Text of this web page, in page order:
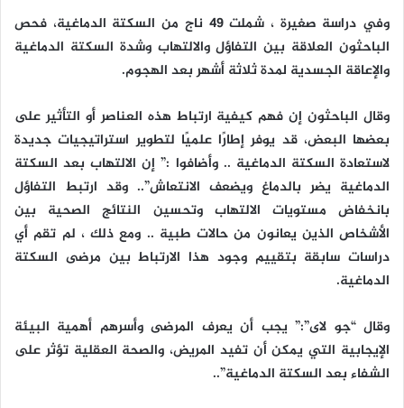
وفي دراسة صغيرة ، شملت 49 ناج من السكتة الدماغية، فحص
الباحثون العلاقة بين التفاؤل والالتهاب وشدة السكتة الدماغية
والإعاقة الجسدية لمدة ثلاثة أشهر بعد الهجوم.
وقال الباحثون إن فهم كيفية ارتباط هذه العناصر أو التأثير على
بعضها البعض، قد يوفر إطارًا علميًا لتطوير استراتيجيات جديدة
لاستعادة السكتة الدماغية .. وأضافوا :” إن الالتهاب بعد السكتة
الدماغية يضر بالدماغ ويضعف الانتعاش”.. وقد ارتبط التفاؤل
بانخفاض مستويات الالتهاب وتحسين النتائج الصحية بين
الأشخاص الذين يعانون من حالات طبية .. ومع ذلك ، لم تقم أي
دراسات سابقة بتقييم وجود هذا الارتباط بين مرضى السكتة
الدماغية.
وقال “جو لاى”:” يجب أن يعرف المرضى وأسرهم أهمية البيئة
الإيجابية التي يمكن أن تفيد المريض، والصحة العقلية تؤثر على
الشفاء بعد السكتة الدماغية”..